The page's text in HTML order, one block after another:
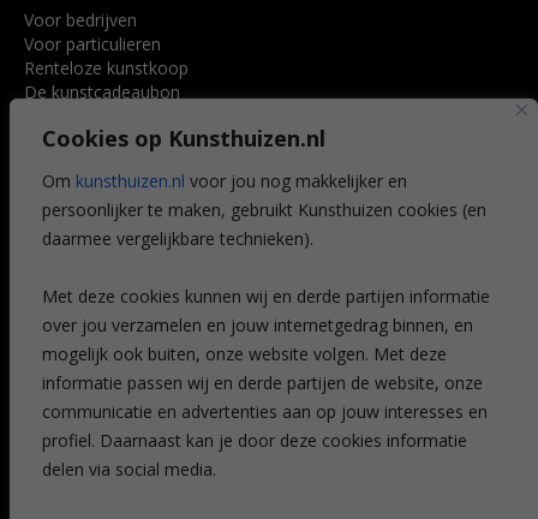
Cookies op Kunsthuizen.nl
Om kunsthuizen.nl voor jou nog makkelijker en
persoonlijker te maken, gebruikt Kunsthuizen cookies (en
daarmee vergelijkbare technieken).
Met deze cookies kunnen wij en derde partijen informatie
over jou verzamelen en jouw internetgedrag binnen, en
mogelijk ook buiten, onze website volgen. Met deze
informatie passen wij en derde partijen de website, onze
communicatie en advertenties aan op jouw interesses en
profiel. Daarnaast kan je door deze cookies informatie
delen via social media.
Voor bedrijven
Voor particulieren
Renteloze kunstkoop
De kunstcadeaubon
Voordelen
Veelgestelde vragen
CONTACT
Leiden
Amsterdam
Breda
Favorieten
Mijn art alert
NIEUWSBRIEF